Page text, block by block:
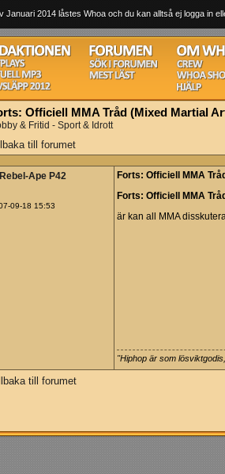
Januari 2014 låstes Whoa och du kan alltså ej logga in
Officiell MMA Tråd (Mixed Martial
& Fritid - Sport & Idrott
till forumet
Rebel-Ape P42
09-18 15:53
Forts: Officiell MMA
Forts: Officiell MMA
är kan all MMA
"Hiphop är som
till forumet